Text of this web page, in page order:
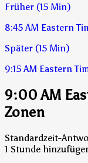
Früher (15 Min)
8:45 AM Eastern
Später (15 Min)
9:15 AM Eastern
9:00 AM
Zonen
Standardzeit-
1 Stunde